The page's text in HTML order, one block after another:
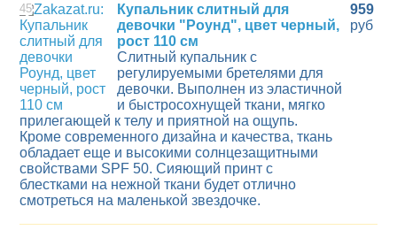
45
Купальник слитный для
девочки "Роунд", цвет черный,
рост 110 см
Слитный купальник с
регулируемыми бретелями для
девочки. Выполнен из эластичной
и быстросохнущей ткани, мягко
прилегающей к телу и приятной на ощупь.
Кроме современного дизайна и качества, ткань
обладает еще и высокими солнцезащитными
свойствами SPF 50. Сияющий принт с
блестками на нежной ткани будет отлично
смотреться на маленькой звездочке.
959
руб